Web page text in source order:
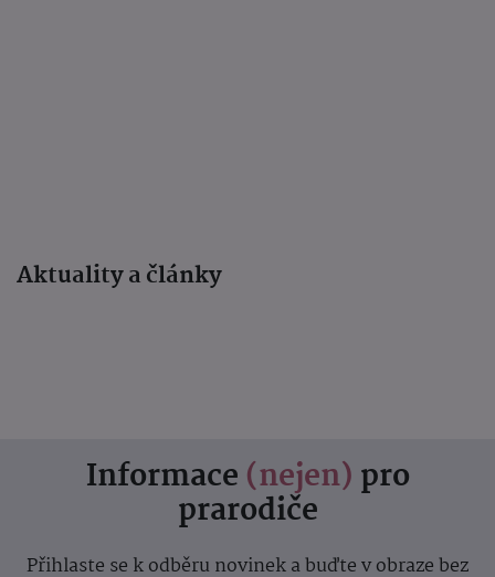
Aktuality a články
Informace (nejen) pro
prarodiče
Přihlaste se k odběru novinek a buďte v obraze bez